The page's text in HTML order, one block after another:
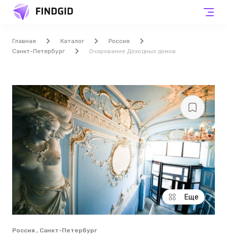
Главная Каталог
Россия
Санкт-Петербург
Очарование Доходных домов
Еще
Россия , Санкт-Петербург